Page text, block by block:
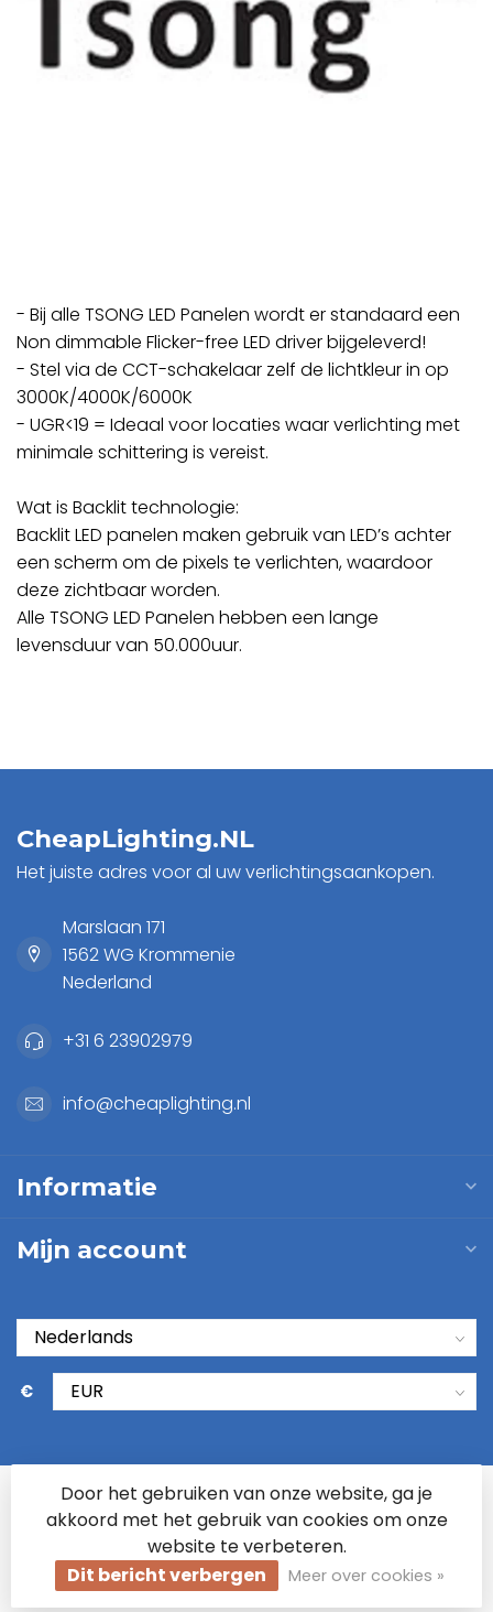
- Bij alle TSONG LED Panelen wordt er standaard een
Non dimmable Flicker-free LED driver bijgeleverd!
- Stel via de CCT-schakelaar zelf de lichtkleur in op
3000K/4000K/6000K
- UGR<19 = Ideaal voor locaties waar verlichting met
minimale schittering is vereist.
Wat is Backlit technologie:
Backlit LED panelen maken gebruik van LED’s achter
een scherm om de pixels te verlichten, waardoor
deze zichtbaar worden.
Alle TSONG LED Panelen hebben een lange
levensduur van 50.000uur.
CheapLighting.NL
Het juiste adres voor al uw verlichtingsaankopen.
Marslaan 171
1562 WG Krommenie
Nederland
+31 6 23902979
info@cheaplighting.nl
Informatie
Mijn account
€
Door het gebruiken van onze website, ga je
akkoord met het gebruik van cookies om onze
website te verbeteren.
Dit bericht verbergen
Meer over cookies »